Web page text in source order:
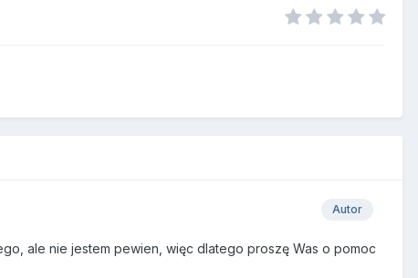
Autor
ale nie jestem pewien, więc dlatego proszę Was o pomoc